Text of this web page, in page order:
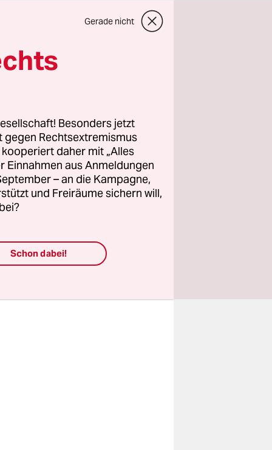
Gerade nicht
Besonders jetzt
gegen Rechtsextremismus
daher mit „Alles
Einnahmen aus Anmeldungen
– an die Kampagne,
und Freiräume sichern will,
Schon dabei!